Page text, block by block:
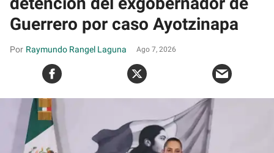
Guerrero por caso Ayotzinapa
Raymundo Rangel Laguna Ago 7, 2026